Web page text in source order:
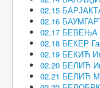
02.15
02.16
02.17 БЕВЕЊА
02.18 БЕКЕР
02.19 БЕКИЋ
02.20 БЕЛИЋ
02.21 БЕЛИЋ